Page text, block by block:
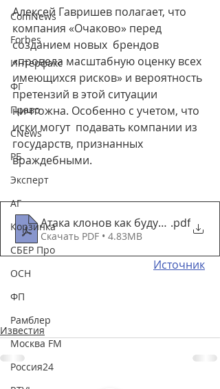
ComNews
Forbes
Интерфакс
ФГ
Право
CNews
РБ
Эксперт
АГ
Корзинка
СБЕР Про
ОСН
ФП
Рамблер
Москва FM
Россия24
Алексей Гавришев полагает, что
компания «Очаково» перед
созданием новых  брендов
«провела масштабную оценку всех
имеющихся рисков» и вероятность
претензий в этой ситуации
ничтожна. Особенно с учетом, что
иски могут  подавать компании из
государств, признанных
враждебными.
Атака клонов как будут .pdf
Скачать PDF • 4.83MB
Источник
Известия